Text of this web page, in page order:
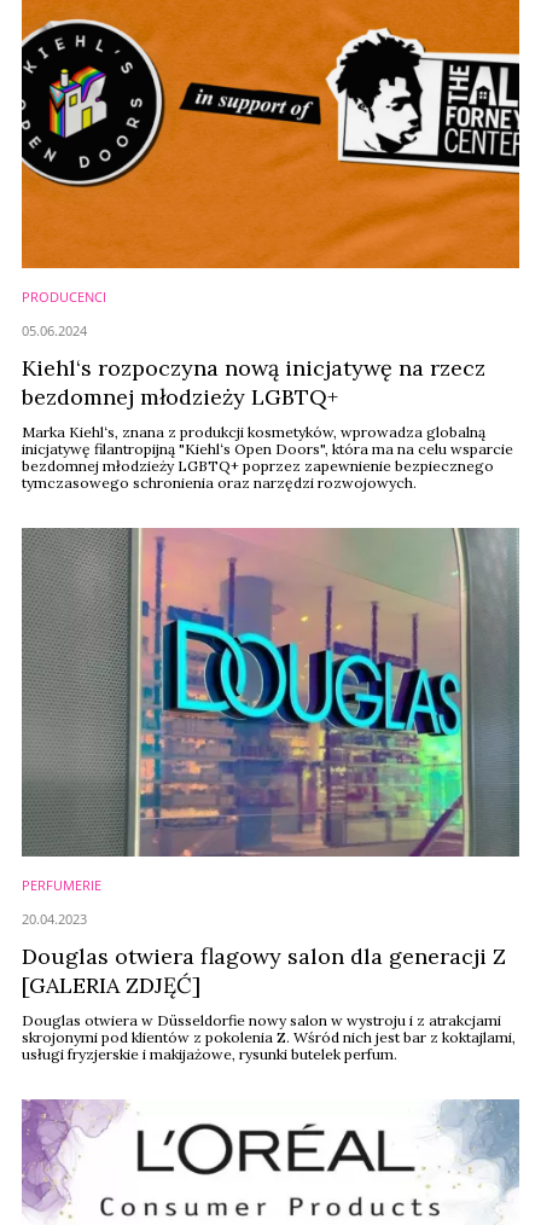
PRODUCENCI
Kiehl‘s rozpoczyna nową inicjatywę na rzecz
bezdomnej młodzieży LGBTQ+
Marka Kiehl‘s, znana z produkcji kosmetyków, wprowadza globalną
inicjatywę filantropijną "Kiehl‘s Open Doors", która ma na celu wsparcie
bezdomnej młodzieży LGBTQ+ poprzez zapewnienie bezpiecznego
tymczasowego schronienia oraz narzędzi rozwojowych.
05.06.2024
PERFUMERIE
Douglas otwiera flagowy salon dla generacji Z
[GALERIA ZDJĘĆ]
Douglas otwiera w Düsseldorfie nowy salon w wystroju i z atrakcjami
skrojonymi pod klientów z pokolenia Z. Wśród nich jest bar z koktajlami,
usługi fryzjerskie i makijażowe, rysunki butelek perfum.
20.04.2023